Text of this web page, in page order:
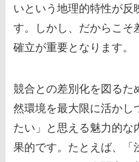
いという地理的特性が反
す。しかし、だからこそ
確立が重要となります。
競合との差別化を図るた
然環境を最大限に活かし
たい」と思える魅力的な
果的です。たとえば、「